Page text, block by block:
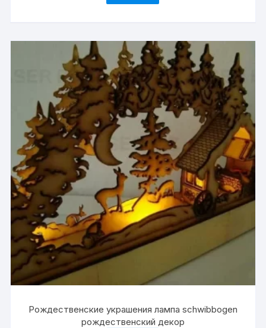
Рождественские украшения лампа schwibbogen
рождественский декор